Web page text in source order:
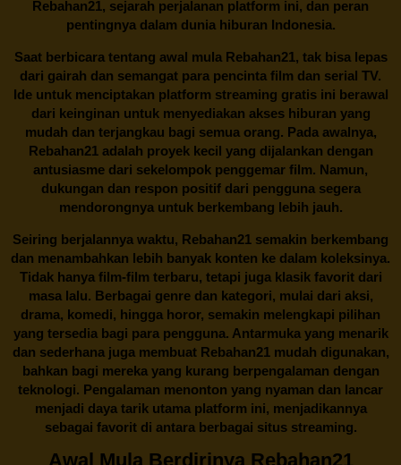
Rebahan21, sejarah perjalanan platform ini, dan peran
pentingnya dalam dunia hiburan Indonesia.
Saat berbicara tentang awal mula Rebahan21, tak bisa lepas
dari gairah dan semangat para pencinta film dan serial TV.
Ide untuk menciptakan platform streaming gratis ini berawal
dari keinginan untuk menyediakan akses hiburan yang
mudah dan terjangkau bagi semua orang. Pada awalnya,
Rebahan21 adalah proyek kecil yang dijalankan dengan
antusiasme dari sekelompok penggemar film. Namun,
dukungan dan respon positif dari pengguna segera
mendorongnya untuk berkembang lebih jauh.
Seiring berjalannya waktu, Rebahan21 semakin berkembang
dan menambahkan lebih banyak konten ke dalam koleksinya.
Tidak hanya film-film terbaru, tetapi juga klasik favorit dari
masa lalu. Berbagai genre dan kategori, mulai dari aksi,
drama, komedi, hingga horor, semakin melengkapi pilihan
yang tersedia bagi para pengguna. Antarmuka yang menarik
dan sederhana juga membuatRebahan21mudah digunakan,
bahkan bagi mereka yang kurang berpengalaman dengan
teknologi. Pengalaman menonton yang nyaman dan lancar
menjadi daya tarik utama platform ini, menjadikannya
sebagai favorit di antara berbagai situs streaming.
Awal Mula Berdirinya Rebahan21